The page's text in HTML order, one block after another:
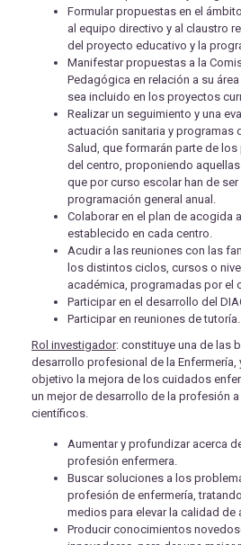
Formular propuestas en el
al equipo directivo y al claustro
del proyecto educativo y la
Manifestar propuestas a la
Pedagógica en relación a su
sea incluido en los proyectos
Realizar un seguimiento y una
actuación sanitaria y programas
Salud, que formarán parte de
del centro, proponiendo
que por curso escolar han de
programación general anual.
Colaborar en el plan de acogida
establecido en cada centro.
Acudir a las reuniones con las
los distintos ciclos, cursos o
académica, programadas por el
Participar en el desarrollo del
Participar en reuniones de tutoría.
Rol investigador: constituye una de las
desarrollo profesional de la Enfermería,
objetivo la mejora de los cuidados
un mejor de desarrollo de la profesión
científicos.
Aumentar y profundizar acerca
profesión enfermera.
Buscar soluciones a los
profesión de enfermería,
medios para elevar la calidad de
Producir conocimientos